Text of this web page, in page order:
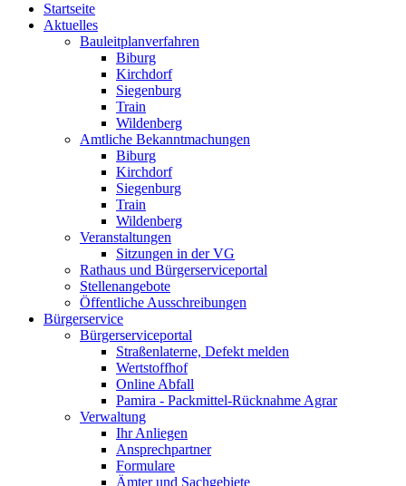
Startseite
Aktuelles
Bauleitplanverfahren
Biburg
Kirchdorf
Siegenburg
Train
Wildenberg
Amtliche Bekanntmachungen
Biburg
Kirchdorf
Siegenburg
Train
Wildenberg
Veranstaltungen
Sitzungen in der VG
Rathaus und Bürgerserviceportal
Stellenangebote
Öffentliche Ausschreibungen
Bürgerservice
Bürgerserviceportal
Straßenlaterne, Defekt melden
Wertstoffhof
Online Abfall
Pamira - Packmittel-Rücknahme Agrar
Verwaltung
Ihr Anliegen
Ansprechpartner
Formulare
Ämter und Sachgebiete